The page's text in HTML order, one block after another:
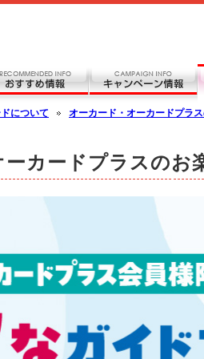
について オーカード・オーカードプラ
カードプラスのお